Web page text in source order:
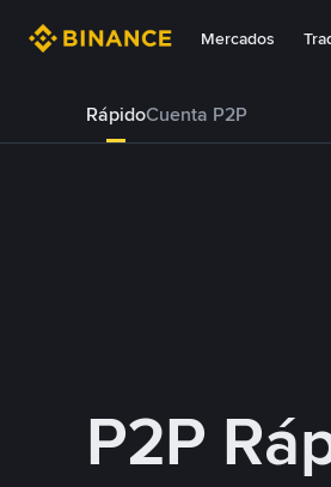
Mercados
RápidoCuenta P2P
P2P